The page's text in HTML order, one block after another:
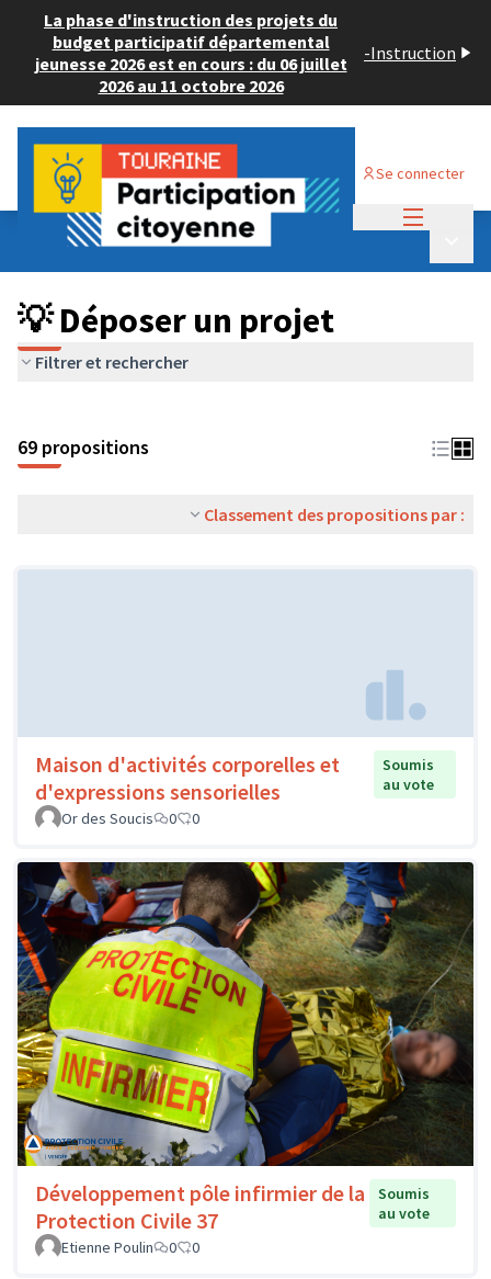
La phase d'instruction des projets du
budget participatif départemental
jeunesse 2026 est en cours : du 06 juillet
2026 au 11 octobre 2026
-Instruction
Se connecter
Budget Participatif ADULTE 2024
💡 Déposer un projet
💡 Déposer un projet
Filtrer et rechercher
69 propositions
Classement des propositions par :
Maison d'activités corporelles et
d'expressions sensorielles
Soumis
au vote
Or des Soucis
0 0
Développement pôle infirmier de la
Protection Civile 37
Soumis
au vote
Etienne Poulin
0 0